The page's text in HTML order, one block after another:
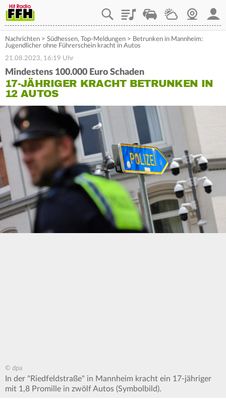
PlaylistStaupilotWetterWebcam
Nachrichten > Südhessen, Top-Meldungen > Betrunken in Mannheim:
Jugendlicher ohne Führerschein kracht in Autos
21.08.2023, 16:19 Uhr
Mindestens 100.000 Euro Schaden
17-JÄHRIGER KRACHT BETRUNKEN IN
12 AUTOS
© dpa
In der "Riedfeldstraße" in Mannheim kracht ein 17-jähriger
mit 1,8 Promille in zwölf Autos (Symbolbild).